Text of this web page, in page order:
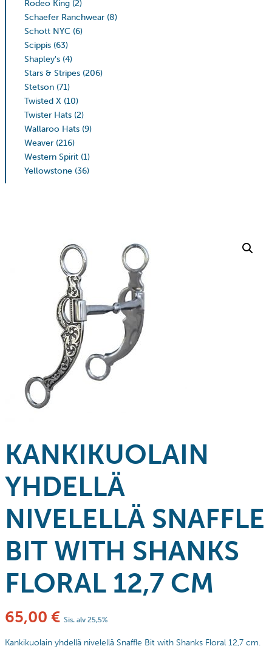
Rodeo King (2)
Schaefer Ranchwear (8)
Schott NYC (6)
Scippis (63)
Shapley's (4)
Stars & Stripes (206)
Stetson (71)
Twisted X (10)
Twister Hats (2)
Wallaroo Hats (9)
Weaver (216)
Western Spirit (1)
Yellowstone (36)
KANKIKUOLAIN
YHDELLÄ
NIVELELLÄ SNAFFLE
BIT WITH SHANKS
FLORAL 12,7 CM
65,00 € Sis. alv 25,5%
Kankikuolain yhdellä nivelellä Snaffle Bit with Shanks Floral 12,7 cm.